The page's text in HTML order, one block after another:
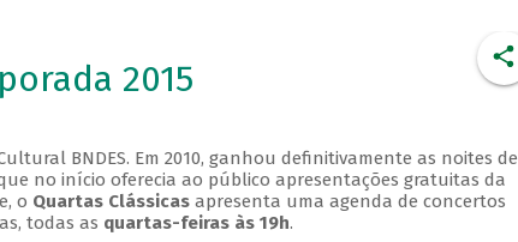
2015
BNDES. Em 2010, ganhou definitivamente as noites de
no início oferecia ao público apresentações gratuitas da
o Quartas Clássicasapresenta uma agenda de concertos
todas as quartas-feiras às 19h.